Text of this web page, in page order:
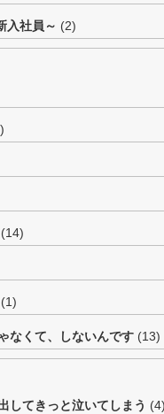
入社員～ (2)
(14)
なくて、しないんです (13)
してきっと泣いてしまう (4)